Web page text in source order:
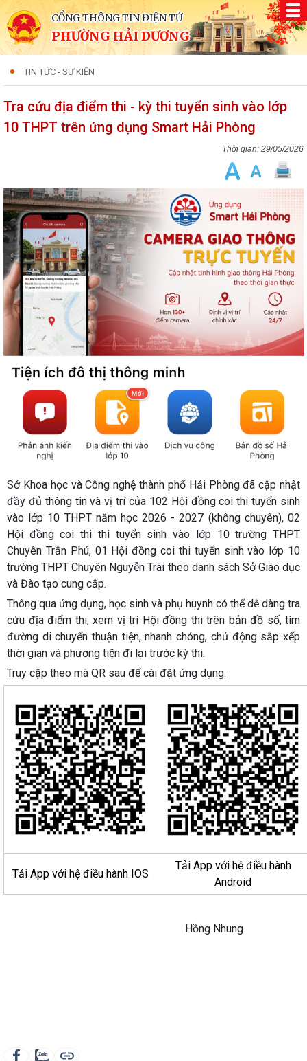
CỔNG THÔNG TIN ĐIỆN TỬ
PHƯỜNG HẢI DƯƠNG
TIN TỨC - SỰ KIỆN
Tra cứu địa điểm thi - kỳ thi tuyển sinh vào lớp
10 THPT trên ứng dụng Smart Hải Phòng
29/05/2026
Sở Khoa học và Công nghệ thành phố Hải Phòng đã cập nhật
đầy đủ thông tin và vị trí của 102 Hội đồng coi thi tuyển sinh
vào lớp 10 THPT năm học 2026 - 2027 (không chuyên), 02
Hội đồng coi thi thi tuyển sinh vào lớp 10 trường THPT
Chuyên Trần Phú, 01 Hội đồng coi thi tuyển sinh vào lớp 10
trường THPT Chuyên Nguyễn Trãi theo danh sách Sở Giáo dục
và Đào tạo cung cấp.
Thông qua ứng dụng, học sinh và phụ huynh có thể dễ dàng tra
cứu địa điểm thi, xem vị trí Hội đồng thi trên bản đồ số, tìm
đường di chuyển thuận tiện, nhanh chóng, chủ động sắp xếp
thời gian và phương tiện đi lại trước kỳ thi.
Truy cập theo mã QR sau để cài đặt ứng dụng:
Tải App với hệ điều hành IOS
Tải App với hệ điều hành
Android
Hồng Nhung